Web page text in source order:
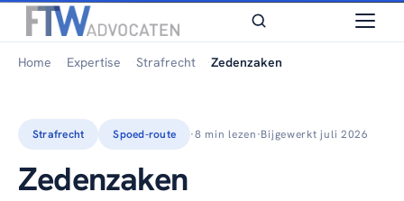
Home Expertise Strafrecht Zedenzaken
Strafrecht Spoed-route ·8 min lezen·Bijgewerkt juli 2026
Zedenzaken